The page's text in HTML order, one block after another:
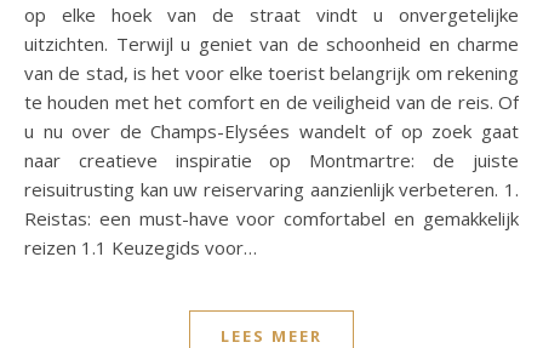
op elke hoek van de straat vindt u onvergetelijke
uitzichten. Terwijl u geniet van de schoonheid en charme
van de stad, is het voor elke toerist belangrijk om rekening
te houden met het comfort en de veiligheid van de reis. Of
u nu over de Champs-Elysées wandelt of op zoek gaat
naar creatieve inspiratie op Montmartre: de juiste
reisuitrusting kan uw reiservaring aanzienlijk verbeteren. 1.
Reistas: een must-have voor comfortabel en gemakkelijk
reizen 1.1 Keuzegids voor…
LEES MEER